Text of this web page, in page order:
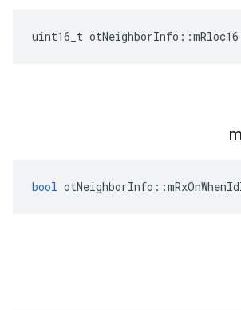
uint16_t otNeighborInfo ::mRloc16
m
bool otNeighborInfo ::